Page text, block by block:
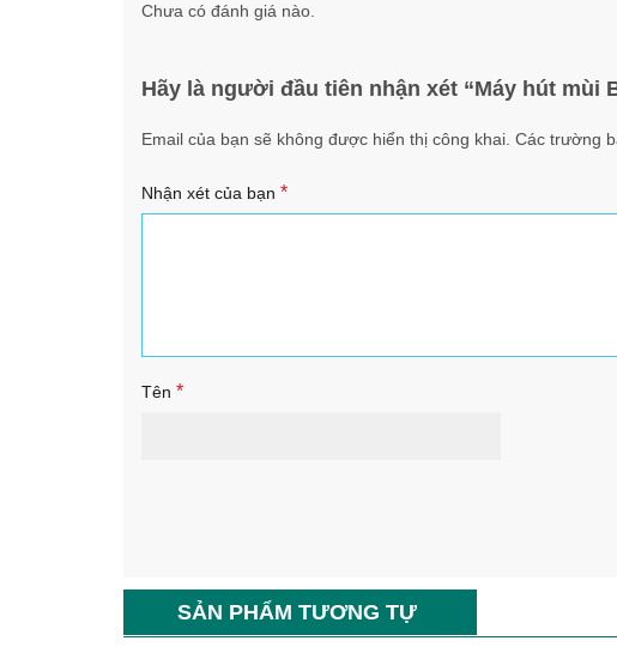
Chưa có đánh giá nào.
Hãy là người đầu tiên nhận xét “Máy hút mùi
Email của bạn sẽ không được hiển thị công khai. Các trường
Nhận xét của bạn *
Tên *
SẢN PHẨM TƯƠNG TỰ